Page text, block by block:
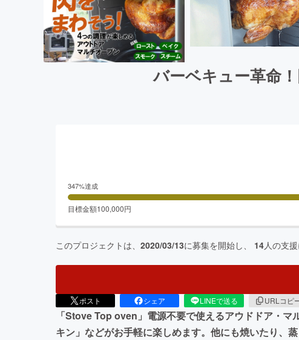
バーベキュー革命
347%達成
目標金額100,000円
このプロジェクトは、 2020/03/13に募集を開始し、 14人の支
ポスト シェア LINEで送る URLコピ
「Stove Top oven」電源不要で使えるアウドドア・
キン」などがお手軽に楽しめます。他にも焼いたり、